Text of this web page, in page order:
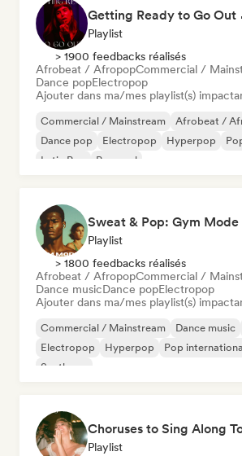
Getting Ready to Go Out
Playlist
> 1900 feedbacks réalisés
Afrobeat / AfropopCommercial /
Dance popElectropop
Ajouter dans ma/mes playlist(s)
Commercial / Mainstream
Afrobeat /
Dance pop
Electropop Hyperpop
Latin Pop
Pop soul
Sweat & Pop: Gym Mode
Playlist
> 1800 feedbacks réalisés
Afrobeat / AfropopCommercial /
Dance musicDance popElectropop
Ajouter dans ma/mes playlist(s)
Commercial / Mainstream Dance music
Electropop
Hyperpop Pop
Synthpop
Choruses to Sing Along
Playlist